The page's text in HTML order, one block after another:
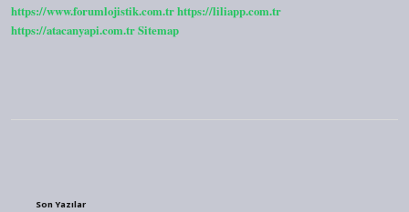
https://www.forumlojistik.com.trhttps://liliapp.com.tr
https://atacanyapi.com.trSitemap
Son Yazılar